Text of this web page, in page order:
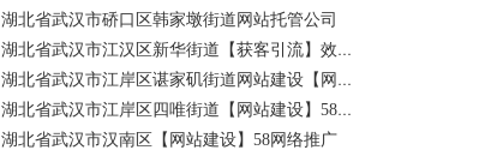
湖北省武汉市硚口区韩家墩街道网站托管公司
湖北省武汉市江汉区新华街道【获客引流】效果好价格便宜网络推广营销宣传公司
湖北省武汉市江岸区谌家矶街道网站建设【网页制作】网站维护-网站改版
湖北省武汉市江岸区四唯街道【网站建设】58网络推广
湖北省武汉市汉南区【网站建设】58网络推广